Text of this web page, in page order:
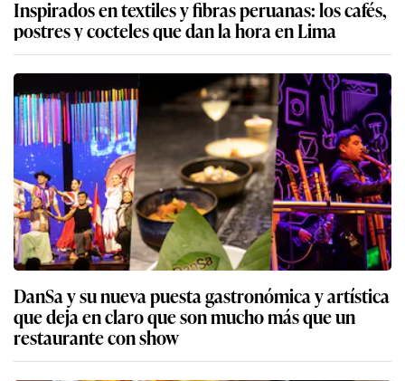
Inspirados en textiles y fibras peruanas: los cafés,
postres y cocteles que dan la hora en Lima
DanSa y su nueva puesta gastronómica y artística
que deja en claro que son mucho más que un
restaurante con show